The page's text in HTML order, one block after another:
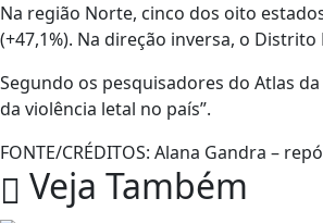
Na região Norte, cinco dos oito
(+47,1%). Na direção inversa, o
Segundo os pesquisadores do Atlas
da violência letal no país”.
FONTE/CRÉDITOS: Alana Gandra –
Veja Também